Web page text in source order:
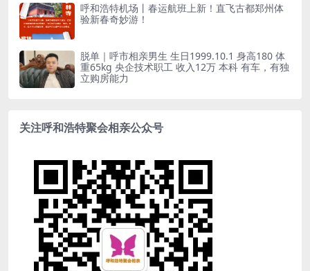
呼和浩特机场丨春运航班上新！直飞古都郑州体
验新春奇妙游！
脱单｜呼市相亲男生 生日1999.10.1 身高180 体
重65kg 央企技术职工 收入12万 本科 有车，有独
立购房能力
关注呼和浩特聚会相亲公众号